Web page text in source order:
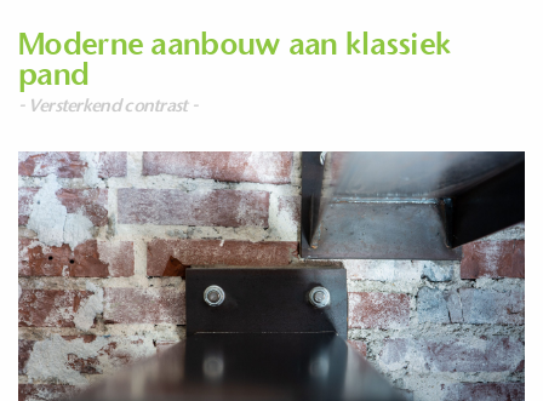
Moderne aanbouw aan klassiek
pand
- Versterkend contrast -